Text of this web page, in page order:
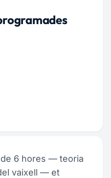
de 6 hores — teoria
vaixell — et